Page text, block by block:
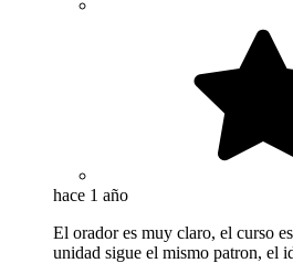
hace 1 año
El orador es muy claro, el curso
unidad sigue el mismo patron, el